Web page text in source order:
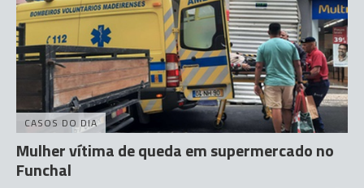
CASOS DO DIA
Mulher vítima de queda em supermercado no
Funchal